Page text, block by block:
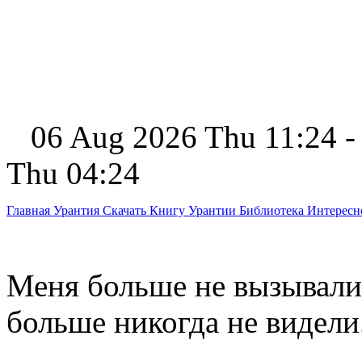
06 Aug 2026 Thu 11:24
Thu 04:24
Главная Урантия Скачать Книгу Урантии Библиотека
Меня больше не
больше никогда не